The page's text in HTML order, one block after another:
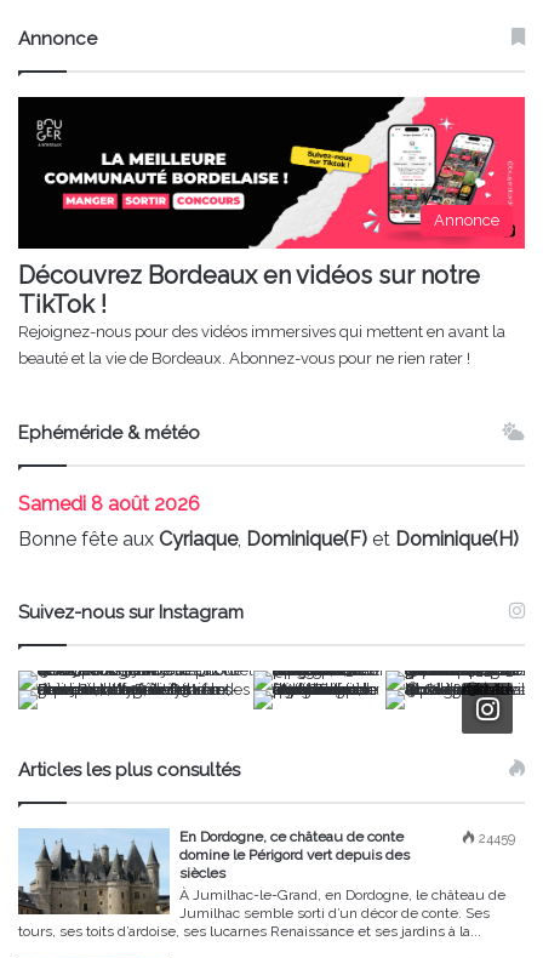
Annonce
Annonce
Découvrez Bordeaux en vidéos sur notre
TikTok !
Rejoignez-nous pour des vidéos immersives qui mettent en avant la
beauté et la vie de Bordeaux. Abonnez-vous pour ne rien rater !
Ephéméride & météo
Samedi 8 août 2026
Bonne fête aux Cyriaque, Dominique(F) et Dominique(H)
Suivez-nous sur Instagram
Articles les plus consultés
24459
En Dordogne, ce château de conte
domine le Périgord vert depuis des
siècles
À Jumilhac-le-Grand, en Dordogne, le château de
Jumilhac semble sorti d’un décor de conte. Ses
tours, ses toits d’ardoise, ses lucarnes Renaissance et ses jardins à la...